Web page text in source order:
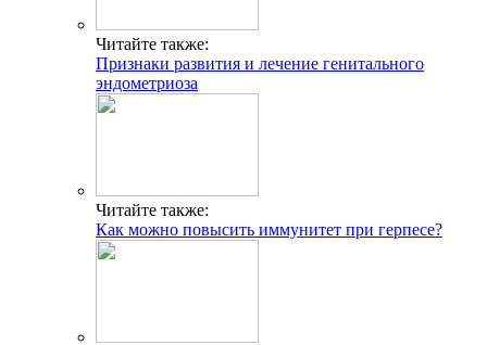
Читайте также:
Признаки развития и лечение генитального
эндометриоза
Читайте также:
Как можно повысить иммунитет при герпесе?